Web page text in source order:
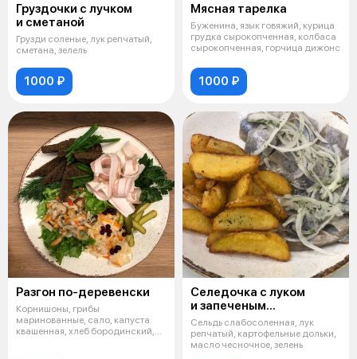
Груздочки с лучком
и сметаной
Грузди соленые, лук репчатый,
сметана, зелель
1000 ₽
Мясная тарелка
Буженина, язык говяжий, курица
грудка сырокопченная, колбаса
сырокопченная, горчица дижонс
1000 ₽
Разгон по-деревенски
Корнишоны, грибы
маринованные, сало, капуста
квашенная, хлеб бородинский,
Селедочка с луком
и запеченым
картофелем
Сельдь слабосоленная, лук
репчатый, картофельные дольки,
масло чесночное, зелень